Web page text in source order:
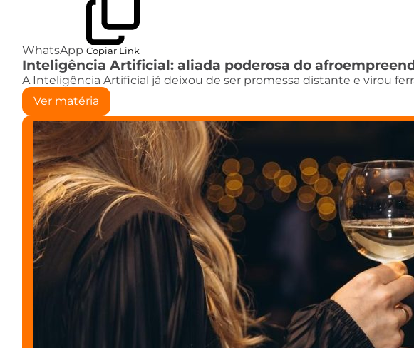
WhatsApp Copiar Link
Inteligência Artificial: aliada poderosa do
A Inteligência Artificial já deixou de ser promessa distante e virou
Ver matéria